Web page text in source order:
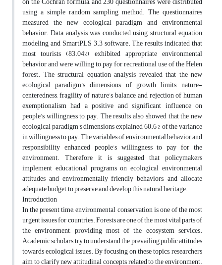
using a simple random sampling method. The questionnaires
measured the new ecological paradigm and environmental
behavior. Data analysis was conducted using structural equation
modeling and SmartPLS 3.3 software. The results indicated that
most tourists (83.04%) exhibited appropriate environmental
behavior and were willing to pay for recreational use of the Helen
forest. The structural equation analysis revealed that the new
ecological paradigm’s dimensions of growth limits, nature-
centeredness, fragility of nature’s balance, and rejection of human
exemptionalism had a positive and significant influence on
people’s willingness to pay. The results also showed that the new
ecological paradigm’s dimensions explained 60.6 % of the variance
in willingness to pay. The variables of environmental behavior and
responsibility enhanced people’s willingness to pay for the
environment. Therefore, it is suggested that policymakers
implement educational programs on ecological environmental
attitudes and environmentally friendly behaviors, and allocate
adequate budget, to preserve and develop this natural heritage.
Introduction
In the present time, environmental conservation is one of the most
urgent issues for countries. Forests are one of the most vital parts of
the environment, providing most of the ecosystem services.
Academic scholars try to understand the prevailing public attitudes
towards ecological issues. By focusing on these topics, researchers
aim to clarify new attitudinal concepts related to the environment.